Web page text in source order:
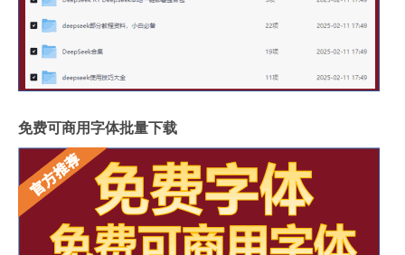
免费可商用字体批量下载